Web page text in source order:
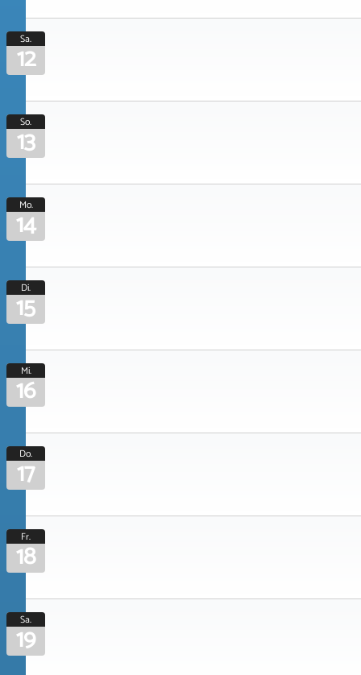
Sa.
12
So.
13
Mo.
14
Di.
15
Mi.
16
Do.
17
Fr.
18
Sa.
19